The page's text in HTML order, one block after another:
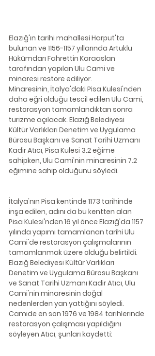
Elazığ'ın tarihi mahallesi Harput'ta
bulunan ve 1156-1157 yıllarında Artuklu
Hükümdarı Fahrettin Karaaslan
tarafından yapılan Ulu Cami ve
minaresi restore ediliyor.
Minaresinin, İtalya'daki Pisa Kulesi'nden
daha eğri olduğu tescil edilen Ulu Cami,
restorasyon tamamlandıktan sonra
turizme açılacak. Elazığ Belediyesi
Kültür Varlıkları Denetim ve Uygulama
Bürosu Başkanı ve Sanat Tarihi Uzmanı
Kadir Atıcı, Pisa Kulesi 3.2 eğime
sahipken, Ulu Cami'nin minaresinin 7.2
eğimine sahip olduğunu söyledi.
İtalya'nın Pisa kentinde 1173 tarihinde
inşa edilen, adını da bu kentten alan
Pisa Kulesi'nden 16 yıl önce Elazığ'da 1157
yılında yapımı tamamlanan tarihi Ulu
Cami'de restorasyon çalışmalarının
tamamlanmak üzere olduğu belirtildi.
Elazığ Belediyesi Kültür Varlıkları
Denetim ve Uygulama Bürosu Başkanı
ve Sanat Tarihi Uzmanı Kadir Atıcı, Ulu
Cami'nin minaresinin doğal
nedenlerden yan yattığını söyledi.
Camide en son 1976 ve 1984 tarihlerinde
restorasyon çalışması yapıldığını
söyleyen Atıcı, şunları kaydetti: